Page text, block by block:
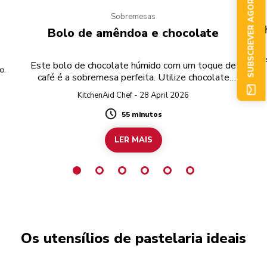
Sobremesas
Bolo de amêndoa e chocolate
Este bolo de chocolate húmido com um toque de
café é a sobremesa perfeita. Utilize chocolate
preto sem glúten para preparar a receita
completamente sem glúten.
KitchenAid Chef - 28 April 2026
Duration
55 minutos
LER MAIS
Os utensílios de pastelaria ideais
SUBSCREVER AGORA